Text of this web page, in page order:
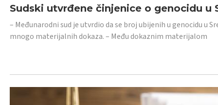
Sudski utvrđene činjenice o genocidu u
– Međunarodni sud je utvrdio da se broj ubijenih u genocidu u
mnogo materijalnih dokaza. – Među dokaznim materijalom